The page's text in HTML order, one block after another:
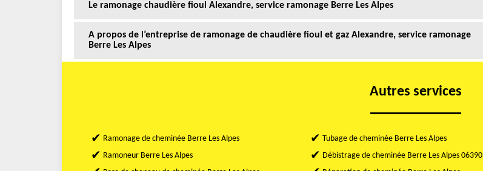
Le ramonage chaudière fioul Alexandre, service ramonage Berre Les Alpes
A propos de l’entreprise de ramonage de chaudière fioul et gaz Alexandre, service ramonage
Berre Les Alpes
Autres services
Ramonage de cheminée Berre Les Alpes
Ramoneur Berre Les Alpes
Tubage de cheminée Berre Les Alpes
Débistrage de cheminée Berre Les Alpes 06390